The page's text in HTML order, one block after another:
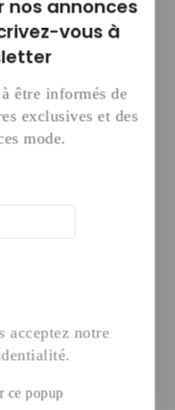
– 500 000
clients
rentable
évoluer à tout
nos annonces
vous à
être informés de
exclusives et des
mode.
acceptez notre
ce popup